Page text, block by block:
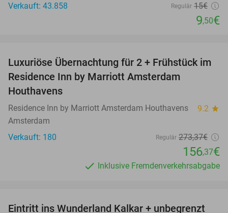
Verkauft: 43.858
Regulär 15€
9,50€
43%
Luxuriöse Übernachtung für 2 + Frühstück im
Residence Inn by Marriott Amsterdam
Houthavens
Residence Inn by Marriott Amsterdam Houthavens 9.2 star
Amsterdam
Verkauft: 180
Regulär 273,37€
156,37€
Inklusive Fremdenverkehrsabgabe
Eintritt ins Wunderland Kalkar + unbegrenzt